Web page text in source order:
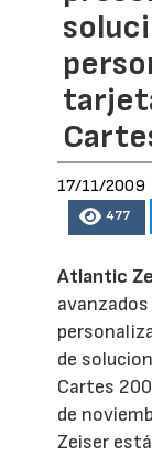
17/11/2009
477
Atlantic
de
Cartes
de
Zeiser